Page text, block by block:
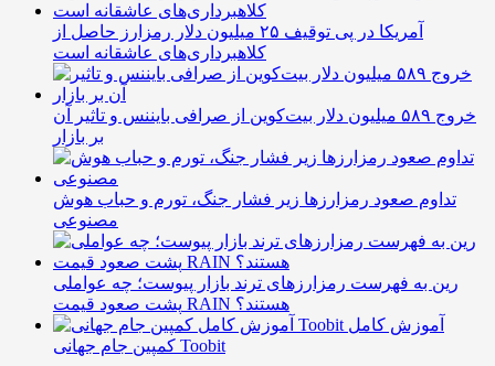
آمریکا در پی توقیف ۲۵ میلیون دلار رمزارز حاصل از
کلاهبرداری‌های عاشقانه است
خروج ۵۸۹ میلیون دلار بیت‌کوین از صرافی بایننس و تاثیر آن
بر بازار
تداوم صعود رمزارزها زیر فشار جنگ، تورم و حباب هوش
مصنوعی
رین به فهرست رمزارزهای ترند بازار پیوست؛ چه عواملی
پشت صعود قیمت RAIN هستند؟
آموزش کامل
کمپین جام جهانی Toobit